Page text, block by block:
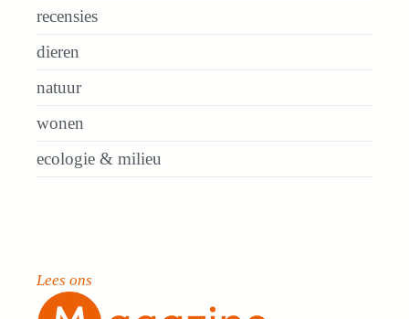
recensies
dieren
natuur
wonen
ecologie & milieu
Lees ons